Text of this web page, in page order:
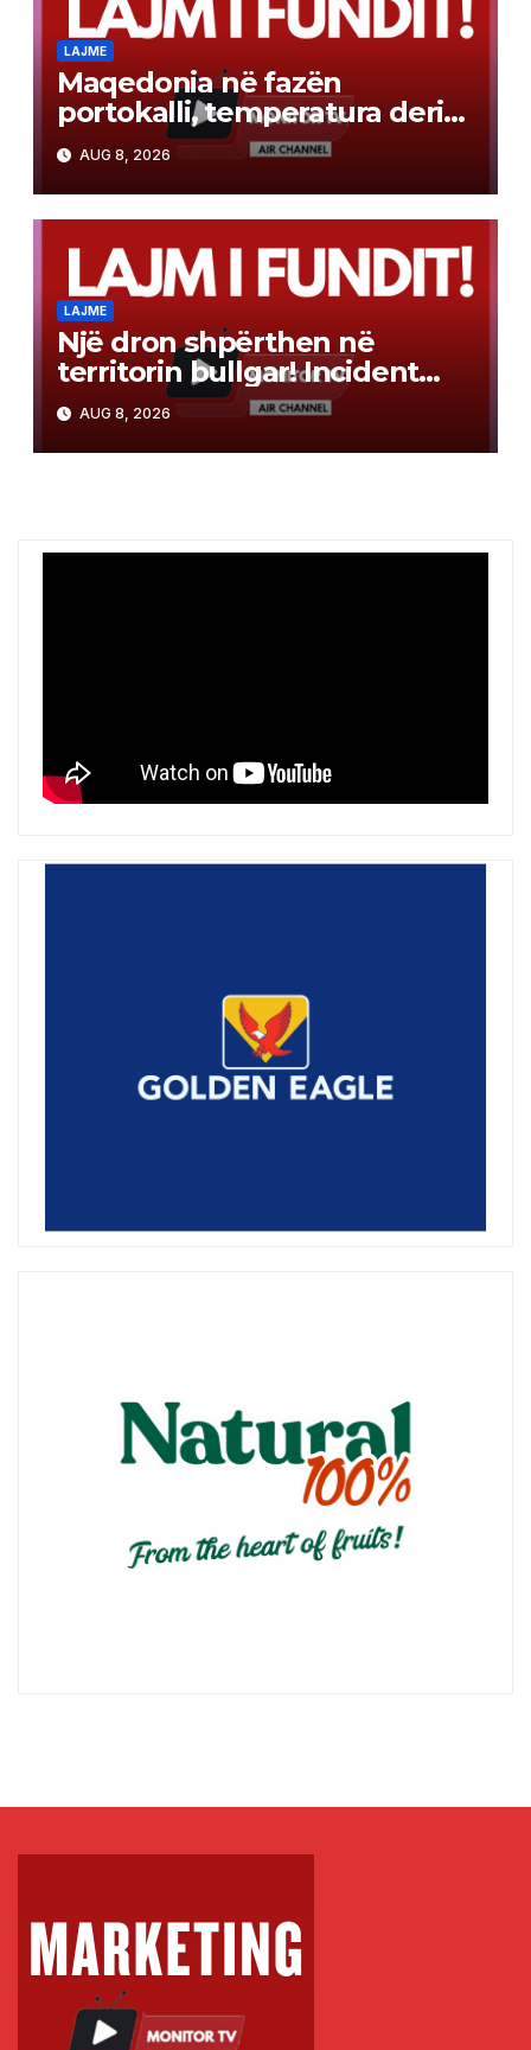
LAJME
Maqedonia në fazën
portokalli, temperatura deri
në 40°C, ISHP me
rekomandime për mbrojtje
shëndetësore
AUG 8, 2026
LAJME
Një dron shpërthen në
territorin bullgar! Incident
pranë gazsjellësit trans-
ballkanik, autoritetet hetojnë
AUG 8, 2026